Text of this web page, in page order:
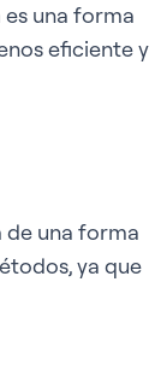
una forma
eficiente y
de una forma
ya que